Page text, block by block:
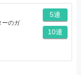
ーのガ
5連
10連